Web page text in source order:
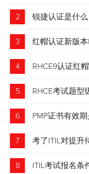
2 锐捷认证是什
3 红帽认证新版本
4 RHCE9认证红
介绍
5 RHCE考试题型
考试 变化请悉知
6 PMP证书有效期
7 考了ITIL对提升
8 ITIL考试报名条